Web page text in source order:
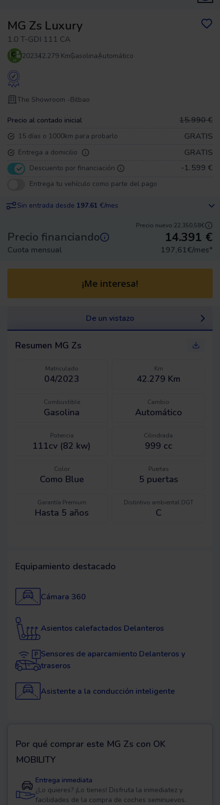
MG Zs Luxury
1.0 T-GDI 111 CA
202342.279 KmGasolinaAutomático
The Showroom -Bilbao
Precio al contado inicial 15.990 €
15 días o 1000km para probarlo GRATIS
Entrega a domicilio GRATIS
Descuento por financiación -1.599 €
Entrega tu vehículo como parte del pago
Sin entrada desde 197.61 €/mes
Precio nuevo:22.350,58€
Precio financiando 14.391 €
Cuota mensual 197,61€/mes*
¡Me interesa!
De un vistazo
Resumen MG Zs
Matriculado
04/2023
Km
42.279 Km
Combustible
Gasolina
Cambio
Automático
Potencia
111cv (82 kw)
Cilindrada
999 cc
Color
Como Blue
Puertas
5 puertas
Garantía Premium
Hasta 5 años
Distintivo ambiental DGT
C
Equipamiento destacado
Cámara 360
Asientos calefactados Delanteros
Sensores de aparcamiento Delanteros y
traseros
Asistente a la conducción inteligente
Por qué comprar este MG Zs con OK
MOBILITY
Entrega inmediata
¿Lo quieres? ¡Lo tienes! Disfruta la inmediatez y
facilidades de la compra de coches seminuevos.